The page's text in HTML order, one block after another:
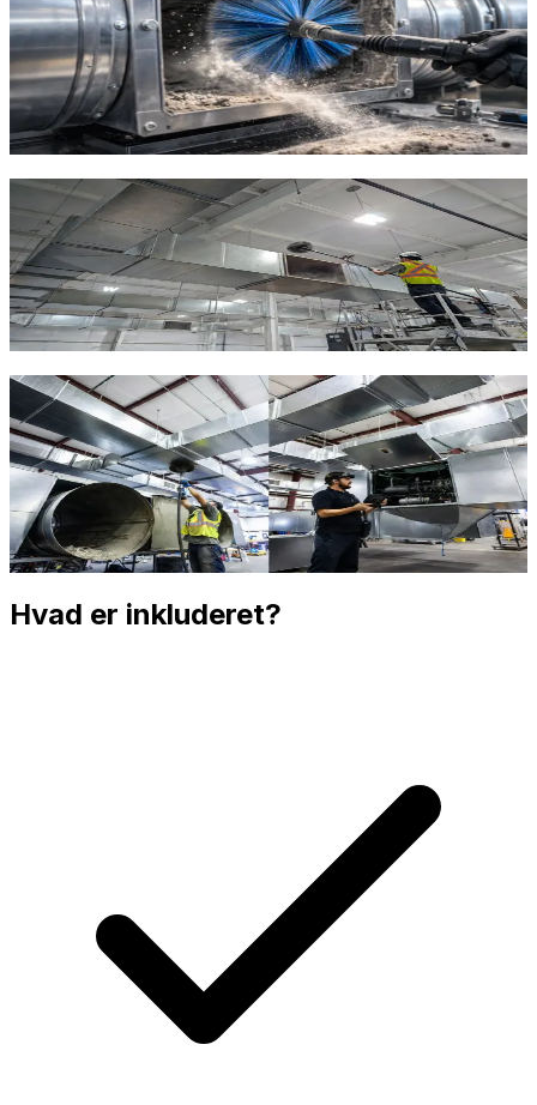
Vi leverer procesventilation med punktudsugning direkte
ved kilden. Det sikrer effektiv fjernelse af skadelige
stoffer og overholder arbejdsmiljølovgivningen. Alle
anlæg dimensioneres efter jeres specifikke processer.
Indhent tilbudRing70 60 30 04
Komplet luftbehandling
Fra indblæsning af renset luft til udsugning af forurenet
luft – vi leverer komplette luftbehandlingsanlæg med
filtrering, opvarmning, køling og befugtning efter behov.
Indhent tilbudRing70 60 30 04
Hal- og lagerventilation
Store haller og lagre kræver kraftige
ventilationssystemer. Vi projekterer løsninger med
destratificering, temperaturregulering og effektiv
luftfordeling i store rum.
Indhent tilbudRing70 60 30 04
Hvad er inkluderet?